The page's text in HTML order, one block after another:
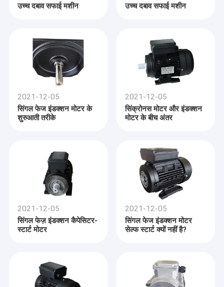
उच्च दबाव सफाई मशीन
उच्च दबाव सफाई मशीन
2021-12-05
सिंगल फेज इंडक्शन मोटर के
शुरुआती तरीके
2021-12-05
सिंक्रोनस मोटर और इंडक्शन
मोटर के बीच अंतर
2021-12-05
सिंगल फेज़ इंडक्शन कैपेसिटर-
स्टार्ट मोटर
2021-12-05
सिंगल फेज इंडक्शन मोटर
सेल्फ स्टार्ट क्यों नहीं है?